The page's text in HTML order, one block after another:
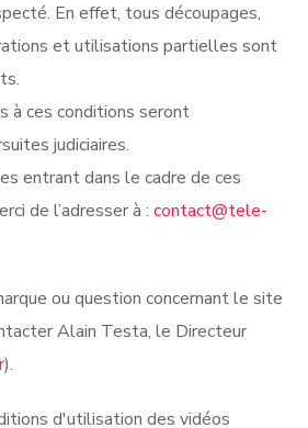
En effet, tous découpages,
et utilisations partielles sont
à ces conditions seront
judiciaires.
entrant dans le cadre de ces
de l’adresser à :contact@tele-
ou question concernant le site
Alain Testa, le Directeur
).
d'utilisation des vidéos